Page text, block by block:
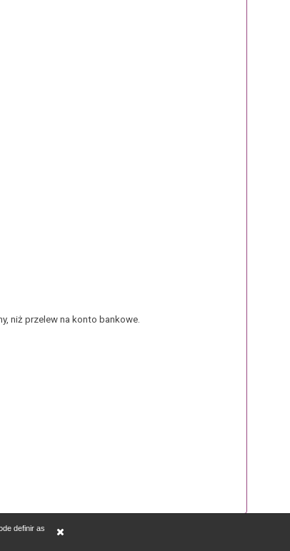
definir as
niż przelew na konto bankowe.